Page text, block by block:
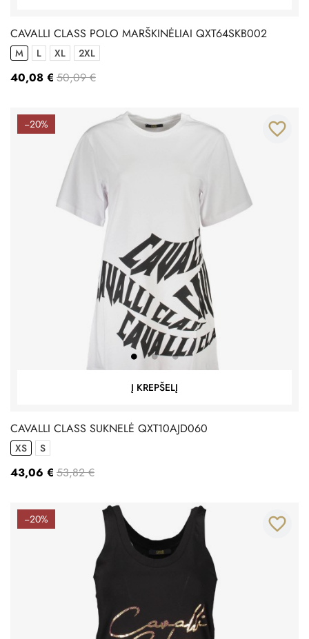
CAVALLI CLASS POLO MARŠKINĖLIAI QXT64SKB002
M L XL 2XL
40,08 € 50,09 €
−20%
Į KREPŠELĮ
favorite_border
CAVALLI CLASS SUKNELĖ QXT10AJD060
XS S
43,06 € 53,82 €
−20% favorite_border